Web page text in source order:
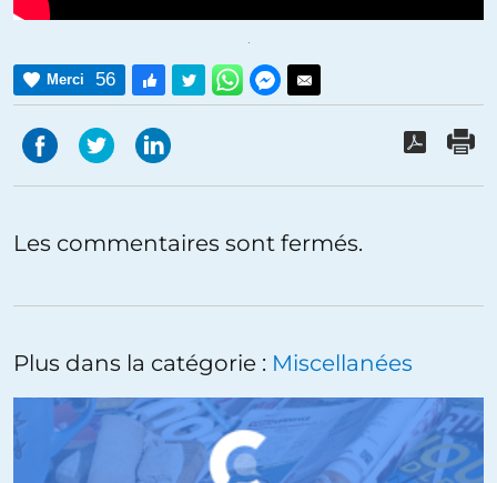
Merci 56
Les commentaires sont fermés.
Plus dans la catégorie : Miscellanées